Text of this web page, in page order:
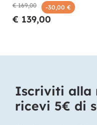
€ 169,00 -30,00 €
€ 139,00
Iscriviti alla
ricevi 5€ di